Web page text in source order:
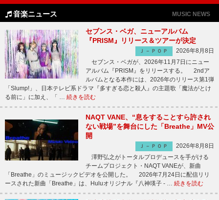
音楽ニュース MUSIC NEWS
セブンス・ベガ、ニューアルバム
『PRISM』リリース＆ツアーが決定
Ｊ－ＰＯＰ
2026年8月8日
セブンス・ベガが、2026年11月7日にニュー
アルバム『PRISM』をリリースする。 2ndア
ルバムとなる本作には、2026年のリリース第1弾
「Slump!」、日本テレビ系ドラマ『多すぎる恋と殺人』の主題歌「魔法がとけ
る前に」に加え、「 … 続きを読む
NAQT VANE、“息をすることすら許され
ない戦場”を舞台にした「Breathe」MV公
開
Ｊ－ＰＯＰ
2026年8月8日
澤野弘之がトータルプロデュースを手がける
チームプロジェクト・NAQT VANEが、新曲
「Breathe」のミュージックビデオを公開した。 2026年7月24日に配信リリ
ースされた新曲「Breathe」は、Huluオリジナル『八神瑛子 - … 続きを読む